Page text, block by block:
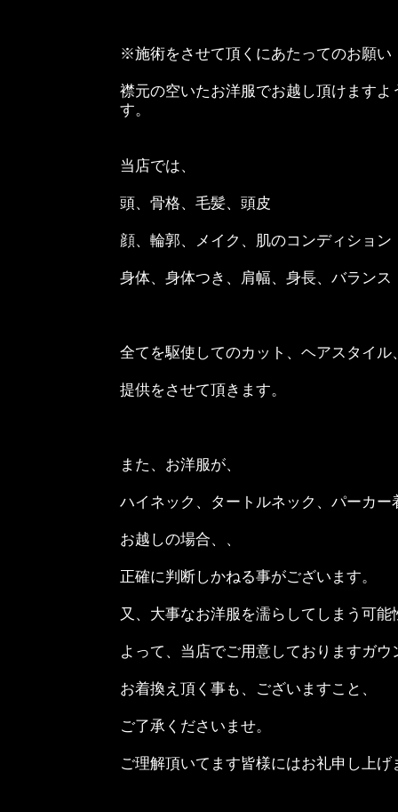
※施術をさせて頂くにあたってのお願い
襟元の空いたお洋服でお越し頂けます
す。
当店では、
頭、骨格、毛髪、頭皮
顔、輪郭、メイク、肌のコンディション
身体、身体つき、肩幅、身長、バランス
全てを駆使してのカット、ヘアスタイル
提供をさせて頂きます。
また、お洋服が、
ハイネック、タートルネック、パーカー
お越しの場合、、
正確に判断しかねる事がございます。
又、大事なお洋服を濡らしてしまう可能
よって、当店でご用意しておりますガウ
お着換え頂く事も、ございますこと、
ご了承くださいませ。
ご理解頂いてます皆様にはお礼申し上げ